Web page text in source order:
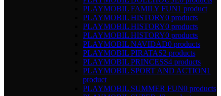
PLAYMOBIL FAMILY FUN1 product
PLAYMOBIL HISTORY0 products
PLAYMOBIL HISTORY0 products
PLAYMOBIL HISTORY0 products
PLAYMOBIL NAVIDAD0 products
PLAYMOBIL PIRATAS2 products
PLAYMOBIL PRINCESS4 products
PLAYMOBIL SPORT AND ACTION1
product
PLAYMOBIL SUMMER FUN0 products